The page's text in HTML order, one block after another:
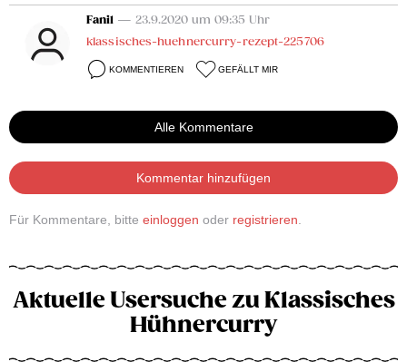
Fani1 — 23.9.2020 um 09:35 Uhr
klassisches-huehnercurry-rezept-225706
KOMMENTIEREN GEFÄLLT MIR
Alle Kommentare
Kommentar hinzufügen
Für Kommentare, bitte einloggen oder registrieren
Aktuelle Usersuche zu Klassisches
Hühnercurry